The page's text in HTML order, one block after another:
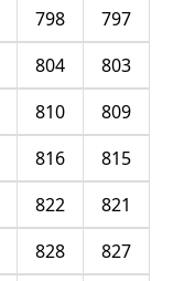
797
798
803
804
809
810
815
816
821
822
827
828